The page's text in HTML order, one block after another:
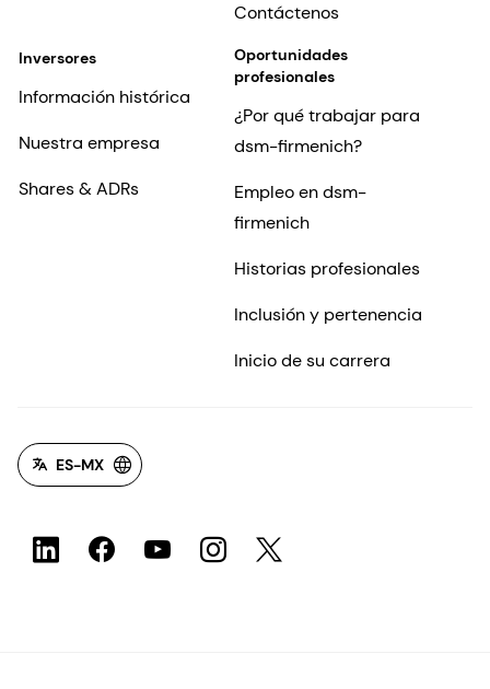
Contáctenos
Inversores
Información histórica
Nuestra empresa
Shares & ADRs
Oportunidades
profesionales
¿Por qué trabajar para
dsm-firmenich?
Empleo en dsm-
firmenich
Historias profesionales
Inclusión y pertenencia
Inicio de su carrera
ES-MX